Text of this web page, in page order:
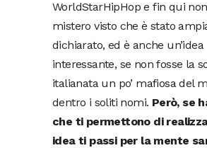
WorldStarHipHop e fin qui
mistero visto che è stato
dichiarato, ed è anche un’idea
interessante, se non fosse la
italianata un po’ mafiosa del
dentro i soliti nomi. Però, se
che ti permettono di
idea ti passi per la mente